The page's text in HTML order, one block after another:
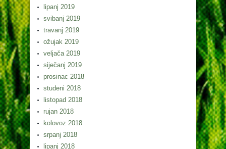
lipanj 2019
svibanj 2019
travanj 2019
ožujak 2019
veljača 2019
siječanj 2019
prosinac 2018
studeni 2018
listopad 2018
rujan 2018
kolovoz 2018
srpanj 2018
lipanj 2018